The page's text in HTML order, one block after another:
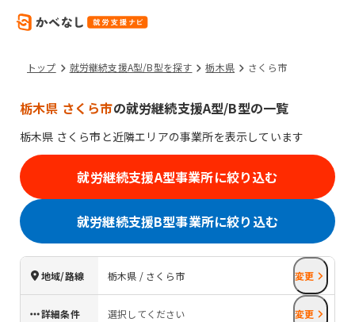
トップ 就労継続支援A型/B型を探す 栃木県 さくら市
栃木県 さくら市の就労継続支援A型/B型の一覧
栃木県 さくら市 と近隣エリアの事業所を表示しています
就労継続支援A型事業所に絞り込む
就労継続支援B型事業所に絞り込む
地域/路線 栃木県 / さくら市 変更
詳細条件 選択してください 変更